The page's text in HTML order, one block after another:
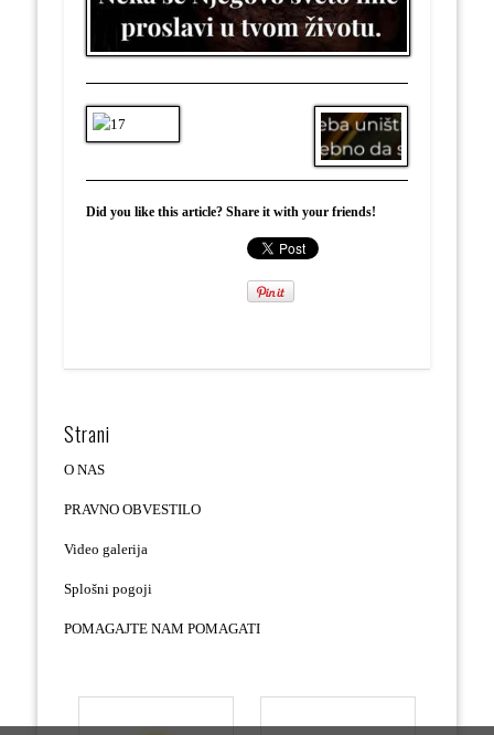
Did you like this article? Share it with your friends!
Strani
O NAS
PRAVNO OBVESTILO
Video galerija
Splošni pogoji
POMAGAJTE NAM POMAGATI